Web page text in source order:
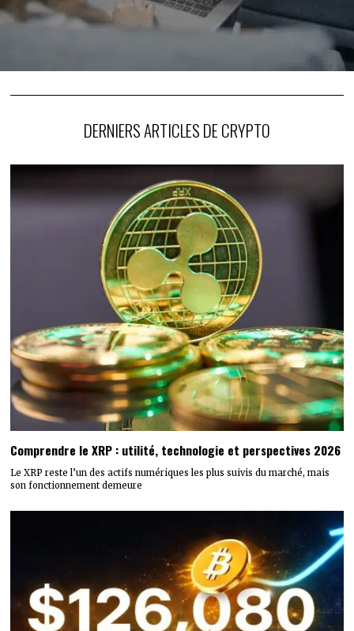
DERNIERS ARTICLES DE CRYPTO
Comprendre le XRP : utilité, technologie et perspectives 2026
Le XRP reste l’un des actifs numériques les plus suivis du marché, mais
son fonctionnement demeure